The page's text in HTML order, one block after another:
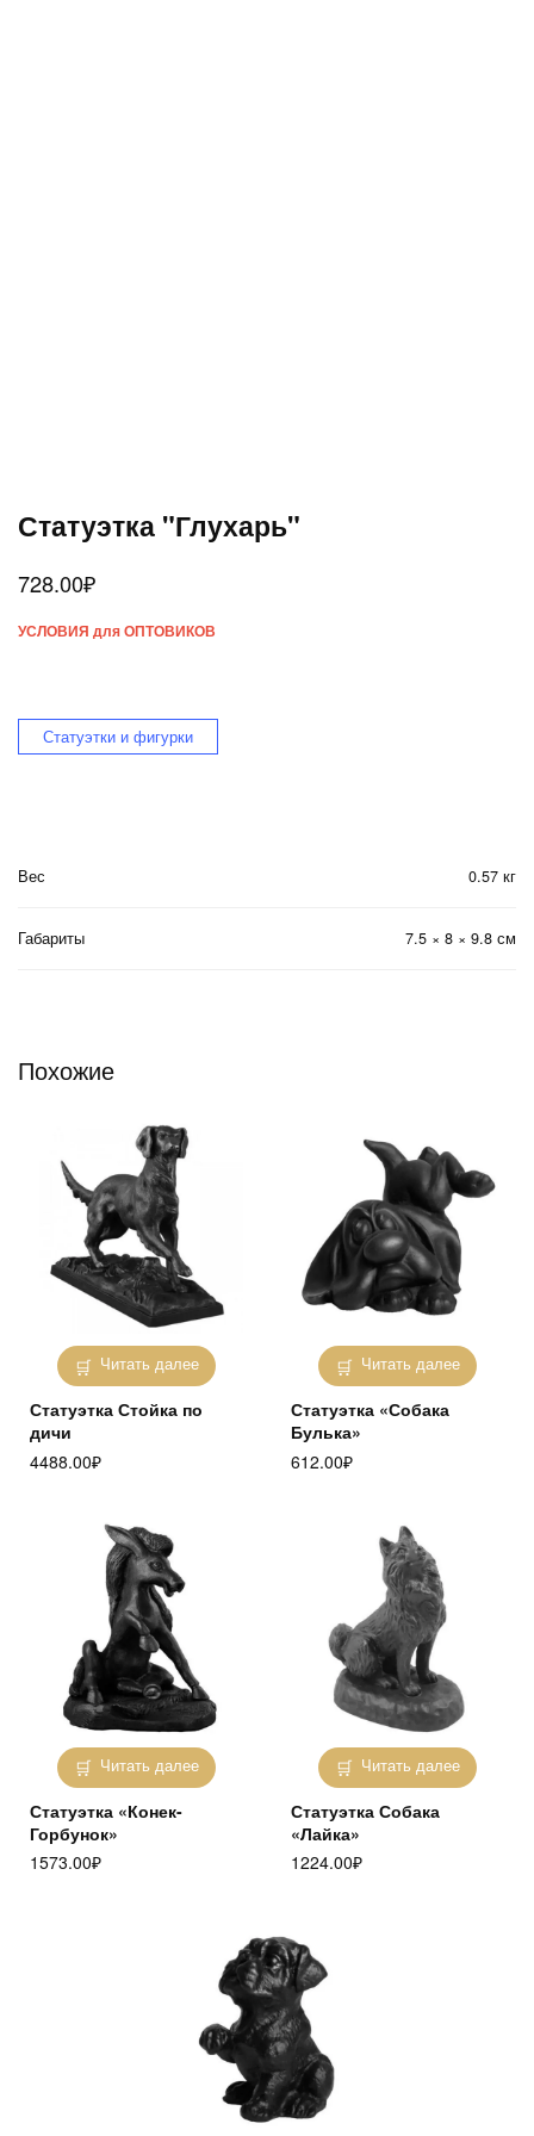
Статуэтка "Глухарь"
728.00₽
УСЛОВИЯ для ОПТОВИКОВ
Статуэтки и фигурки
Вес 0.57 кг
Габариты 7.5 × 8 × 9.8 см
Похожие
Читать далее
Статуэтка Стойка по
дичи
4488.00₽
Читать далее
Статуэтка «Собака
Булька»
612.00₽
Читать далее
Статуэтка «Конек-
Горбунок»
1573.00₽
Читать далее
Статуэтка Собака
«Лайка»
1224.00₽